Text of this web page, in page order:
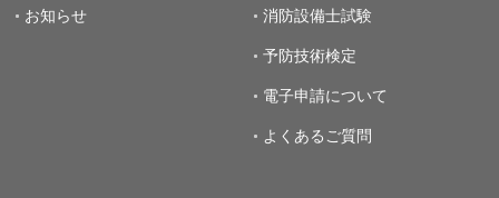
お知らせ 消防設備士試験
予防技術検定
電子申請について
よくあるご質問